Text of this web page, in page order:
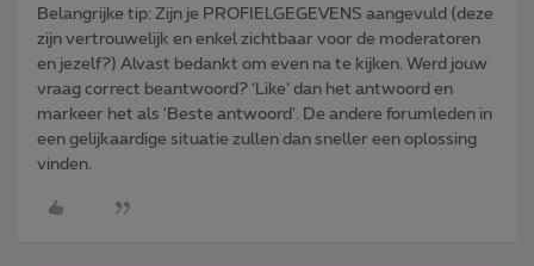
Belangrijke tip: Zijn je PROFIELGEGEVENS aangevuld (deze
zijn vertrouwelijk en enkel zichtbaar voor de moderatoren
en jezelf?) Alvast bedankt om even na te kijken. Werd jouw
vraag correct beantwoord? ‘Like’ dan het antwoord en
markeer het als 'Beste antwoord'. De andere forumleden in
een gelijkaardige situatie zullen dan sneller een oplossing
vinden.